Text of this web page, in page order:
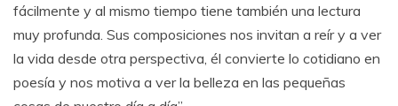
fácilmente y al mismo tiempo tiene también una lectura
muy profunda. Sus composiciones nos invitan a reír y a ver
la vida desde otra perspectiva, él convierte lo cotidiano en
poesía y nos motiva a ver la belleza en las pequeñas